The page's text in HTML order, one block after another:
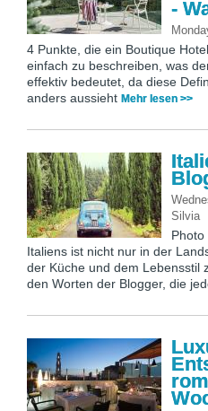
-
4 Punkte, die ein Boutique
einfach zu beschreiben, was
effektiv bedeutet, da diese
anders aussieht Mehr lesen >>
Silvia
Italiens ist nicht nur in der
der Küche und dem Lebensstil
den Worten der Blogger, die